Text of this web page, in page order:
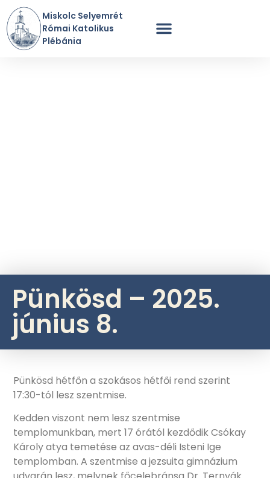
Miskolc Selyemrét
Római Katolikus
Plébánia
Pünkösd – 2025.
június 8.
Pünkösd hétfőn a szokásos hétfői rend szerint
17:30-tól lesz szentmise.
Kedden viszont nem lesz szentmise
templomunkban, mert 17 órától kezdődik Csókay
Károly atya temetése az avas-déli Isteni Ige
templomban. A szentmise a jezsuita gimnázium